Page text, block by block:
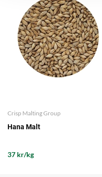
Crisp Malting Group
Hana Malt
37 kr/kg